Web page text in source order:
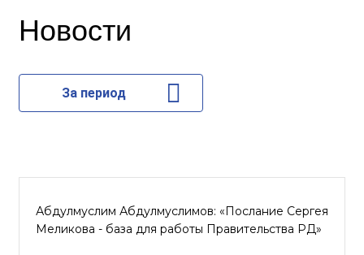
Новости
За период
Абдулмуслим Абдулмуслимов: «Послание Сергея
Меликова - база для работы Правительства РД»